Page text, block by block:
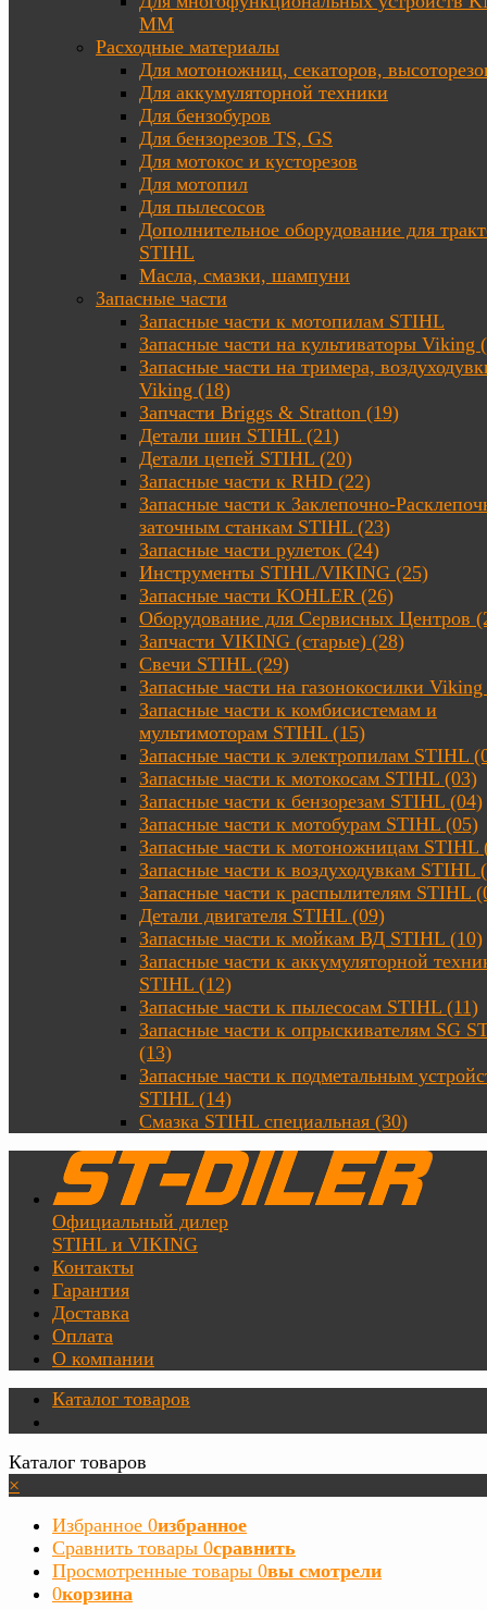
MM
Расходные материалы
Для мотоножниц, секаторов,
Для аккумуляторной техники
Для бензобуров
Для бензорезов TS, GS
Для мотокос и кусторезов
Для мотопил
Для пылесосов
Дополнительное оборудование для
STIHL
Масла, смазки, шампуни
Запасные части
Запасные части к мотопилам STIHL
Запасные части на культиваторы Viking
Запасные части на тримера,
Viking (18)
Запчасти Briggs & Stratton (19)
Детали шин STIHL (21)
Детали цепей STIHL (20)
Запасные части к RHD (22)
Запасные части к Заклепочно-
заточным станкам STIHL (23)
Запасные части рулеток (24)
Инструменты STIHL/VIKING (25)
Запасные части KOHLER (26)
Оборудование для Сервисных Центров
Запчасти VIKING (старые) (28)
Свечи STIHL (29)
Запасные части на газонокосилки
Запасные части к комбисистемам и
мультимоторам STIHL (15)
Запасные части к электропилам STIHL
Запасные части к мотокосам STIHL (03)
Запасные части к бензорезам STIHL (04)
Запасные части к мотобурам STIHL (05)
Запасные части к мотоножницам STIHL
Запасные части к воздуходувкам STIHL
Запасные части к распылителям STIHL
Детали двигателя STIHL (09)
Запасные части к мойкам ВД STIHL (10)
Запасные части к аккумуляторной
STIHL (12)
Запасные части к пылесосам STIHL (11)
Запасные части к опрыскивателям SG
(13)
Запасные части к подметальным
STIHL (14)
Смазка STIHL специальная (30)
Официальный дилер
STIHL и VIKING
Контакты
Гарантия
Доставка
Оплата
О компании
Каталог товаров
Каталог товаров
×
Избранное 0избранное
Сравнить товары 0сравнить
Просмотренные товары 0вы смотрели
0корзина